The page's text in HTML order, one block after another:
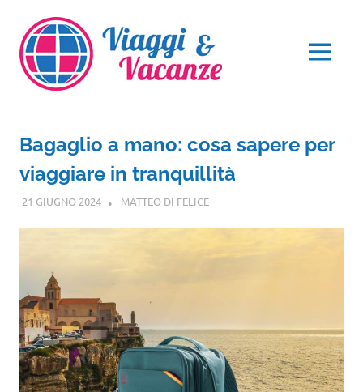
contenuto
MENU
Bagaglio a mano: cosa sapere per
viaggiare in tranquillità
21 GIUGNO 2024 MATTEO DI FELICEGUIDE